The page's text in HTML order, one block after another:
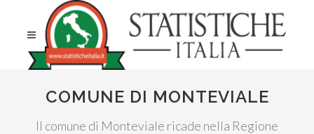
COMUNE DI MONTEVIALE
Il comune di Monteviale ricade nella Regione